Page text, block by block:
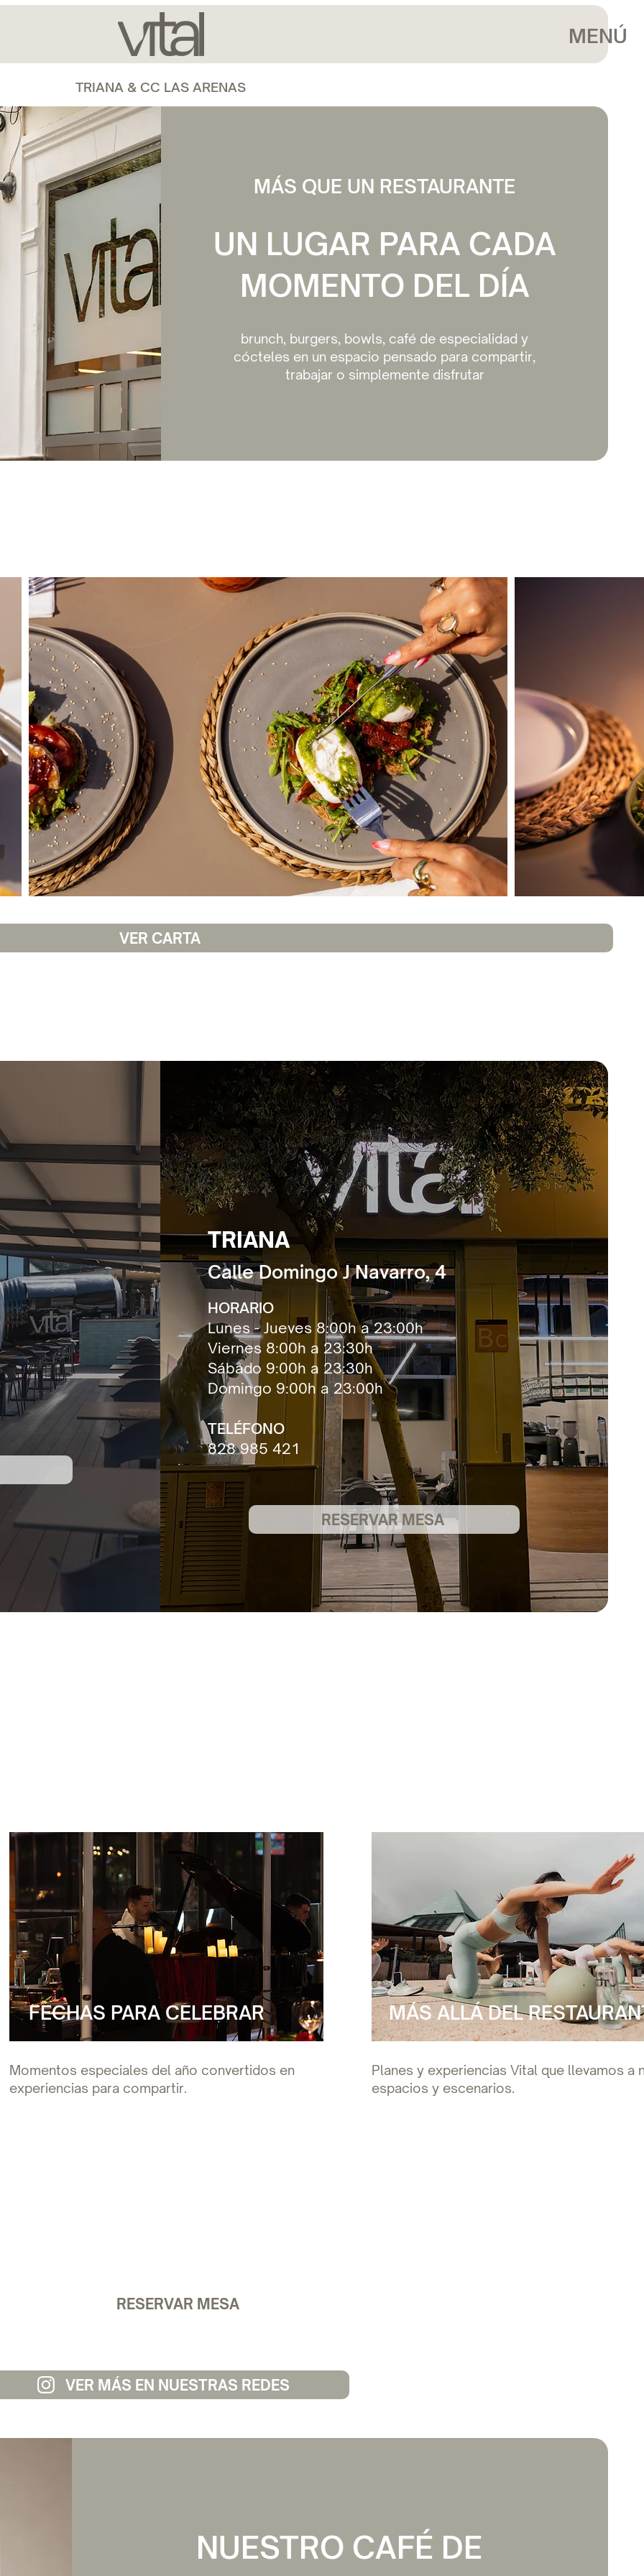
MENÚ
TRIANA & CC LAS ARENAS
MÁS QUE UN RESTAURANTE
UN LUGAR PARA CADA
MOMENTO DEL DÍA
brunch, burgers, bowls, café de especialidad y
cócteles en un espacio pensado para compartir,
trabajar o simplemente disfrutar
VER CARTA
TRIANA
Calle Domingo J Navarro, 4
HORARIO
Lunes - Jueves 8:00h a 23:00h
Viernes 8:00h a 23:30h
Sábado 9:00h a 23:30h
Domingo 9:00h a 23:00h
TELÉFONO
828 985 421
RESERVAR MESA
FECHAS PARA CELEBRAR
Momentos especiales del año convertidos en
experiencias para compartir.
MÁS ALLÁ DEL
Planes y experiencias Vital que llevamos a
espacios y escenarios.
RESERVAR MESA
VER MÁS EN NUESTRAS REDES
NUESTRO CAFÉ DE